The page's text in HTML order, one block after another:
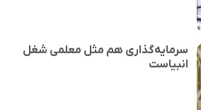
سرمایه‌گذاری هم مثل معلمی شغل
انبیاست